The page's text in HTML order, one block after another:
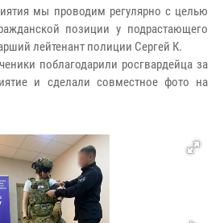
мы проводим регулярно с целью
позиции у подрастающего
лейтенант полиции Сергей К.
поблагодарили росгвардейца за
и сделали совместное фото на